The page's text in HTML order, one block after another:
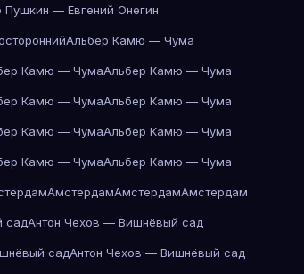
Пушкин — Евгений Онегин
Альбер Камю — Чума
Камю — ЧумаАльбер Камю — Чума
Камю — ЧумаАльбер Камю — Чума
Камю — ЧумаАльбер Камю — Чума
Камю — ЧумаАльбер Камю — Чума
АмстердамАмстердамАмстердам
садАнтон Чехов — Вишнёвый сад
садАнтон Чехов — Вишнёвый сад